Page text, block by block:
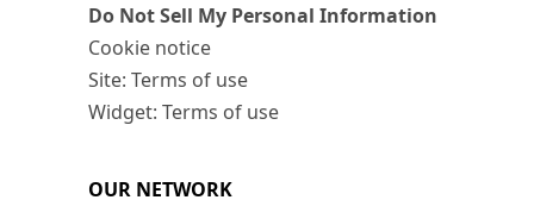
Do Not Sell My Personal Information
Cookie notice
Site: Terms of use
Widget: Terms of use
OUR NETWORK